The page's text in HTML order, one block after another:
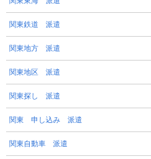
関東鉄道 派遣
関東地方 派遣
関東地区 派遣
関東探し 派遣
関東 申し込み 派遣
関東自動車 派遣